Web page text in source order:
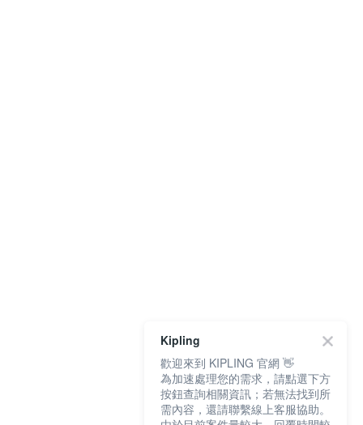
Kipling
歡迎來到 KIPLING 官網 👋
為加速處理您的需求，請點選下方
按鈕查詢相關資訊；若無法找到所
需內容，還請聯繫線上客服協助。